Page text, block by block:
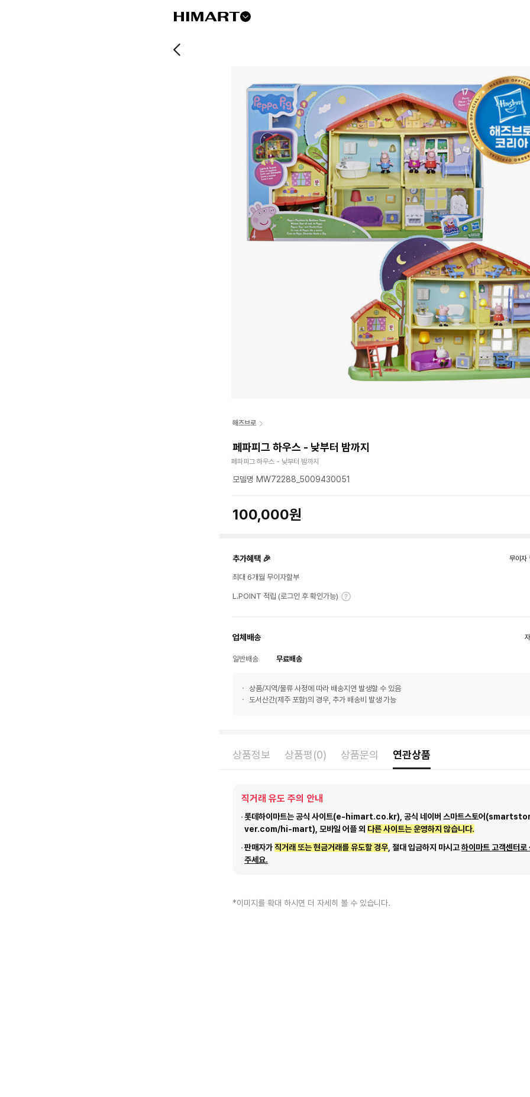
해즈브로
페파피그 하우스 - 낮부터 밤까지
페파피그 하우스 - 낮부터 밤까지
모델명 MW72288_5009430051
100,000원
추가혜택 🎉 무이자
최대 6개월 무이자할부
L.POINT 적립 (로그인 후 확인가능)
업체배송
일반배송 무료배송
상품/지역/물류 사정에 따라 배송지연 발생할 수 있음
도서산간(제주 포함)의 경우, 추가 배송비 발생 가능
상품정보 상품평(0) 상품문의 연관상품
직거래 유도 주의 안내
롯데하이마트는 공식 사이트(e-himart.co.kr), 공식 네이버 스마트스토어
ver.com/hi-mart), 모바일 어플 외 다른 사이트는 운영하지 않습니다.
판매자가직거래 또는 현금거래를 유도할 경우 , 절대 입금하지 마시고하이마트 고객센터로
주세요.
*이미지를 확대 하시면 더 자세히 볼 수 있습니다.